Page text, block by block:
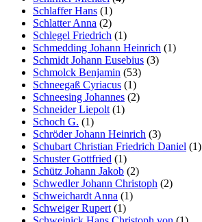
Schlaffer Hans (1)
Schlatter Anna (2)
Schlegel Friedrich (1)
Schmedding Johann Heinrich (1)
Schmidt Johann Eusebius (3)
Schmolck Benjamin (53)
Schneegaß Cyriacus (1)
Schneesing Johannes (2)
Schneider Liepolt (1)
Schoch G. (1)
Schröder Johann Heinrich (3)
Schubart Christian Friedrich Daniel (1)
Schuster Gottfried (1)
Schütz Johann Jakob (2)
Schwedler Johann Christoph (2)
Schweichardt Anna (1)
Schweiger Rupert (1)